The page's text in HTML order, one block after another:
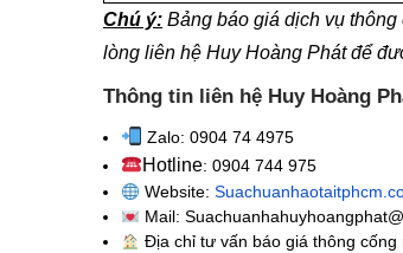
Chú ý: Bảng báo giá dịch vụ
lòng liên hệ Huy Hoàng Phát để
Thông tin liên hệ Huy Hoàng
Zalo: 0904 74 4975
Hotline: 0904 744 975
Website:
Mail:
Địa chỉ tư vấn báo giá thông cống